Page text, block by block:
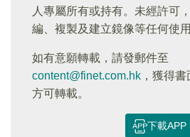
人專屬所有或持有。未經許可
編、複製及建立鏡像等任何使用
如有意願轉載，請發郵件至
content@finet.com.hk ，獲得
方可轉載。
下載APP